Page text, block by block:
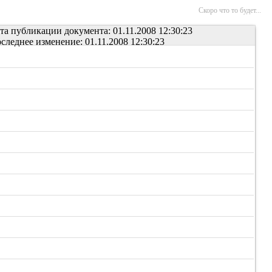
Скоро что то будет...
публикации документа: 01.11.2008 12:30:23
изменение: 01.11.2008 12:30:23